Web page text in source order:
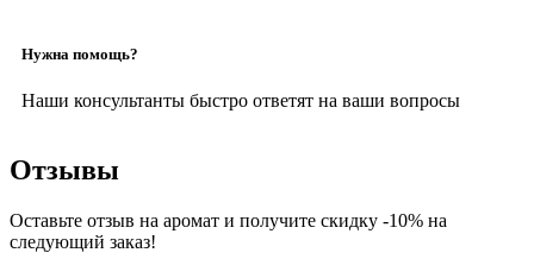
Нужна помощь?
Наши консультанты быстро ответят на ваши вопросы
Отзывы
Оставьте отзыв на аромат и получите скидку -10% на
следующий заказ!